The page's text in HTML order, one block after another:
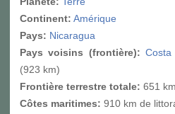
Continent: Amérique
Pays: Nicaragua
Pays voisins (frontière): Costa
(923 km)
Frontière terrestre totale: 651 km
Côtes maritimes: 910 km de